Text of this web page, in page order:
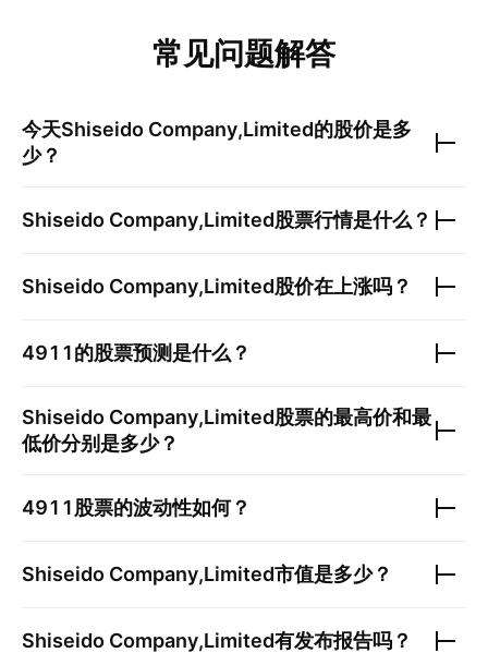
常见问题解答
今天Shiseido Company,Limited的股价是多
少？
Shiseido Company,Limited股票行情是什么？
Shiseido Company,Limited股价在上涨吗？
4911的股票预测是什么？
Shiseido Company,Limited股票的最高价和最
低价分别是多少？
4911 股票的波动性如何？
Shiseido Company,Limited市值是多少？
Shiseido Company,Limited有发布报告吗？